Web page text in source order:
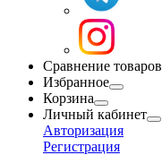
Сравнение товаров
Избранное
Корзина
Личный кабинет
Авторизация
Регистрация